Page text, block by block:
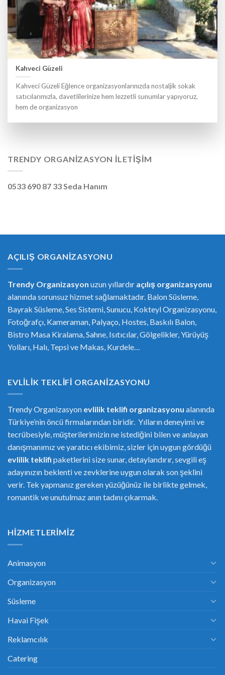
Kahveci Güzeli
Kahveci Güzeli Eğlence organizasyonlarınızda nostaljik sokak
satıcılarımızla, davetlilerinize hem lezzetli sunumlar yapıyoruz,
hem de organizasyon
TRENDY ORGANIZASYON İLETIŞIM
0533 690 87 33 Seda Hanım
AÇILIŞ ORGANIZASYONU
Trendy Organizasyon uzun yıllardır açılış organizasyonu
alanında sorunsuz hizmet sağlamaktadır. Balon Süsleme,
Bayrak Süsleme, Ses Sistemi, Sunucu, Kokteyl Organizasyonu,
Fotoğrafçı, Kameraman, Palyaço, Hostes, Baskılı Balon,
Bistro Masa Kiralama, Sahne, Isıtıcılar, Gölgelikler, Yürüyüş
Yolları, Halı, Tepsi ve Makas, Kurdele…
EVLILIK TEKLIFI ORGANIZASYONU
Trendy Organizasyon evlilik teklifi organizasyonu alanında
Türkiye’nin öncü firmalarından biridir. Yılların deneyimi ve
tecrübesiyle, müşterilerimizin ne istediğini bilen ve anlayan
danışmanımız ve yaratıcı ekibimiz, sizler için uygun gördüğü
evlilik teklifi paketlerini size sunar, detaylandırır, sevgili eş
adayınızın beklenti ve zevklerine uygun olarak son şeklini
verir. Tek yapmanız gereken yüzüğünüz ile birlikte gelmek,
romantik ve unutulmaz anın tadını çıkarmak.
HIZMETLERIMIZ
Animasyon
Organizasyon
Süsleme
Havai Fişek
Reklamcılık
Catering